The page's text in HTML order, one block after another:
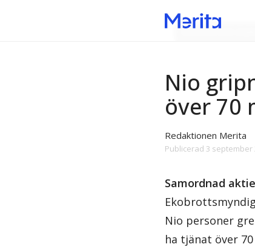
Ekonomi och
Nio
över 70
Redaktionen Merita
Publicerad 3 september
Samordnad
Nio personer
ha tjänat över